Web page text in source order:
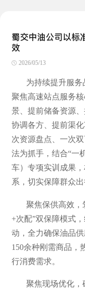
蜀交中油公司以标
效
2026/05/13
为持续提升服务
聚焦高速站点服务
景、提前储备资源
协调各方、提前渠
次资源盘点、一次
法为抓手，结合“一
车）专项实训成果
系，切实保障群众
聚焦保供高效，
+次配”双保障模式
动，全力确保油品
150余种刚需商品，
行消费需求。
聚焦现场优化，